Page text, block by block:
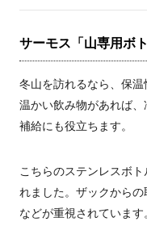
サーモス「山専用ボト
冬山を訪れるなら、保温
温かい飲み物があれば
補給にも役立ちます。
こちらのステンレスボ
れました。ザックから
などが重視されています